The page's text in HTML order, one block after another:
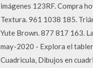
imágenes 123RF. Compra
Textura. 961 1038 185.
Yute Brown. 877 817 163.
may-2020 - Explora el
Cuadricula, Dibujos en